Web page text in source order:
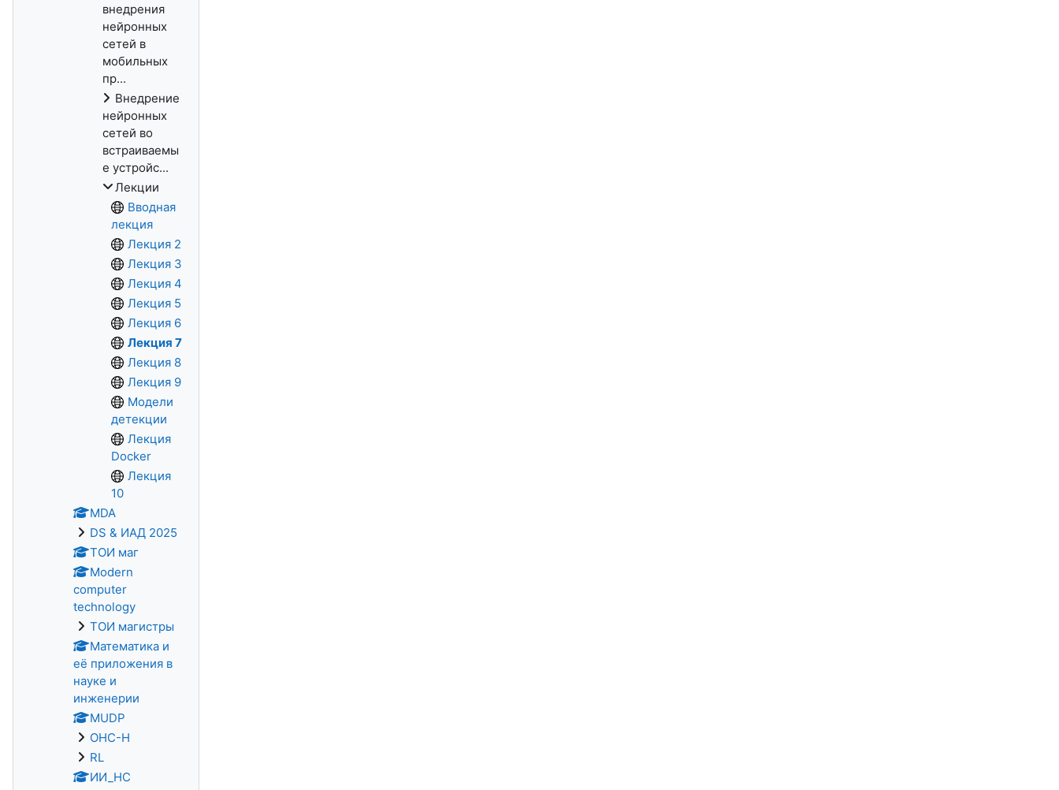
внедрения
нейронных
сетей в
мобильных
пр...
Внедрение
нейронных
сетей во
встраиваемы
е устройс...
Лекции
Вводная
лекция
Лекция 2
Лекция 3
Лекция 4
Лекция 5
Лекция 6
Лекция 7
Лекция 8
Лекция 9
Модели
детекции
Лекция
Docker
Лекция
10
MDA
DS & ИАД 2025
ТОИ маг
Modern
computer
technology
ТОИ магистры
Математика и
её приложения в
науке и
инженерии
MUDP
ОНС-Н
RL
ИИ_НС